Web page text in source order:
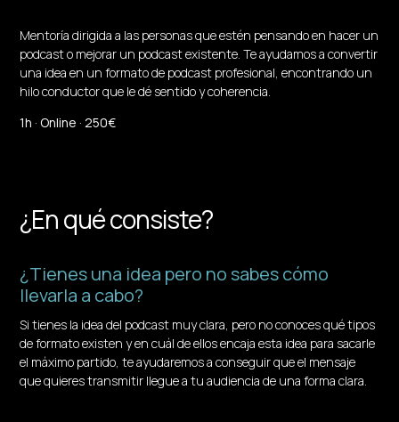
Mentoría dirigida a las personas que estén pensando en hacer un
podcast o mejorar un podcast existente. Te ayudamos a convertir
una idea en un formato de podcast profesional, encontrando un
hilo conductor que le dé sentido y coherencia.
1h · Online · 250€
¿En qué consiste?
¿Tienes una idea pero no sabes cómo
llevarla a cabo?
Si tienes la idea del podcast muy clara, pero no conoces qué tipos
de formato existen y en cuál de ellos encaja esta idea para sacarle
el máximo partido, te ayudaremos a conseguir que el mensaje
que quieres transmitir llegue a tu audiencia de una forma clara.